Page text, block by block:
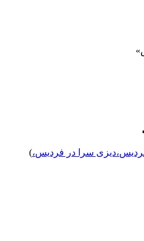
»
،دیزی سرا در فردیس،)